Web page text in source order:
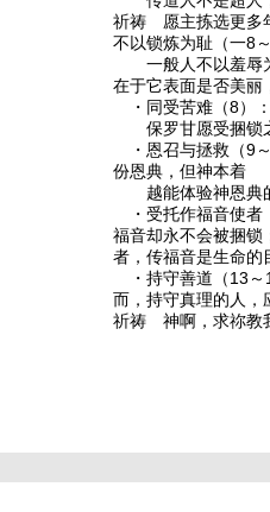
祈祷 愿主拣选更多
不以锁炼为耻（一8～
一般人不以羞辱为
在于它表面是否美丽
・同受苦难（8）
保罗甘愿受捆锁
・恩召与拯救（9
份恩典，但神本着
越能体验神恩典的
・受托作福音使者
福音却永不会被捆锁
者，传福音是生命的
・持守善道（13～
而，持守真理的人，
祈祷 神啊，求祢教